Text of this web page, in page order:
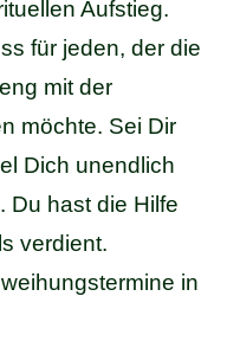
Aufstieg.
für jeden, der die
mit der
möchte. Sei Dir
Dich unendlich
Du hast die Hilfe
verdient.
in